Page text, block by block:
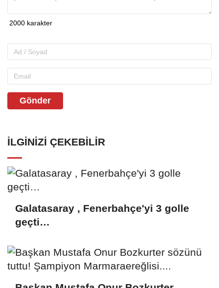
Gönder
İLGINIZI ÇEKEBILIR
Galatasaray , Fenerbahçe'yi 3 golle
geçti…